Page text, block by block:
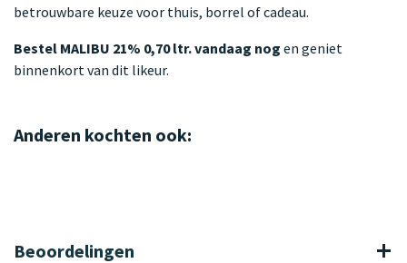
betrouwbare keuze voor thuis, borrel of cadeau.
Bestel MALIBU 21% 0,70 ltr. vandaag nog en geniet
binnenkort van dit likeur.
Anderen kochten ook:
Beoordelingen